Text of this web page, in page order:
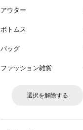
アウター
ボトムス
バッグ
ファッション雑貨
選択を解除する